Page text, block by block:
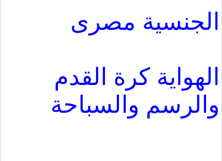
الجنسية مصرى
الهواية كرة القدم
والرسم والسباحة